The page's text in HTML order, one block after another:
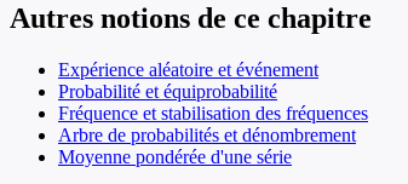
Autres notions de ce chapitre
Expérience aléatoire et événement
Probabilité et équiprobabilité
Fréquence et stabilisation des fréquences
Arbre de probabilités et dénombrement
Moyenne pondérée d'une série